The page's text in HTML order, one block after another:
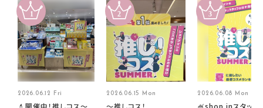
2026.06.12 Fri 2026.06.15 Mon 2026.06.08 Mon